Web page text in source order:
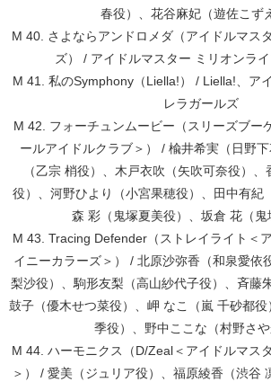
春役）、花谷麻妃（遊佐こず
M 40. さよならアンドロメダ（アイドルマス
ズ） / アイドルマスター ミリオンラ
M 41. 私のSymphony（Liella!） / Liella!、ア
レラガールズ
M 42. フォーチュンムービー（スリーズブー
ールアイドルクラブ＞） / 楡井希実（日野
（乙宗 梢役）、木戸衣吹（矢吹可奈役）
役）、河野ひより（小宮果穂役）、田中有紀
森 彩（鬼塚夏美役）、坂倉 花（鬼
M 43. Tracing Defender（ストレイライト＜
イニーカラーズ＞） / 北原沙弥香（和泉愛依
梨沙役）、駒形友梨（高山紗代子役）、斉藤
鼓子（優木せつ菜役）、岬 なこ（嵐 千砂都
季役）、野中ここな（村野さや
M 44. ハーモニクス（D/Zeal＜アイドルマス
＞） / 愛美（ジュリア役）、福原綾香（渋谷